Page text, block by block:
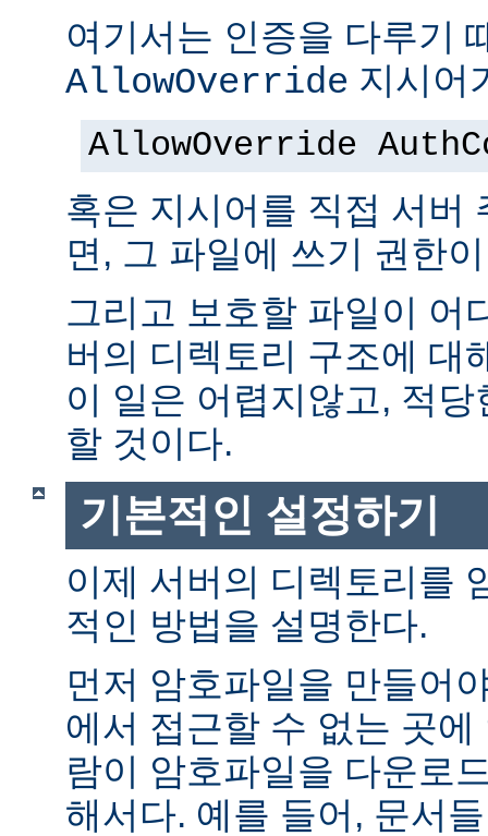
여기서는 인증을 다루기
AllowOverride 지시어
AllowOverride
혹은 지시어를 직접 서버
면, 그 파일에 쓰기 권한
그리고 보호할 파일이 어
버의 디렉토리 구조에 대
이 일은 어렵지않고, 적
할 것이다.
기본적인 설정하기
이제 서버의 디렉토리를
적인 방법을 설명한다.
먼저 암호파일을 만들어
에서 접근할 수 없는 곳
람이 암호파일을 다운로
해서다. 예를 들어, 문서